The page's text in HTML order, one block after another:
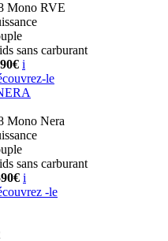
Mono RVE
sans carburant
i
le
Mono Nera
sans carburant
i
-le